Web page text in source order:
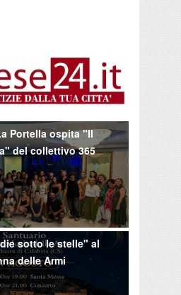
Portella ospita "Il
del collettivo 365
sotto le stelle" al
delle Armi